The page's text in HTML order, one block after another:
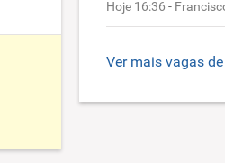
Hoje 16:36 -
Ver mais vagas de